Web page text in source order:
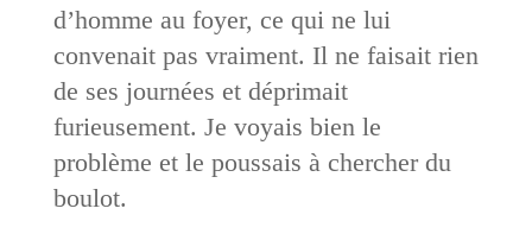
d’homme au foyer, ce qui ne lui
convenait pas vraiment. Il ne faisait rien
de ses journées et déprimait
furieusement. Je voyais bien le
problème et le poussais à chercher du
boulot.